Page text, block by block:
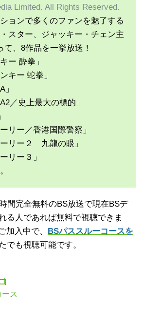
Limited. All Rights Reserved.
ョンで多くのファンを魅了する
スター、ジャッキー・チェン主
て、8作品を一挙放送！
ー 酔拳」
キー 蛇拳」
」
／史上最大の標的」
リー／香港国際警察」
ーリー２ 九龍の眼」
リー３」
間完全無料のBS放送で現在BSデ
る人であれば無料で視聴できま
加入中で、
BSパススルーコースを
でも視聴可能です。
ス